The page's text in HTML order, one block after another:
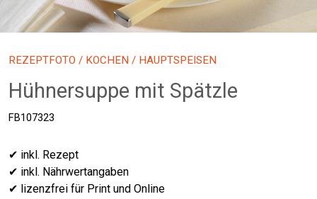
REZEPTFOTO / KOCHEN / HAUPTSPEISEN
Hühnersuppe mit Spätzle
FB107323
✔ inkl. Rezept
✔ inkl. Nährwertangaben
✔ lizenzfrei für Print und Online